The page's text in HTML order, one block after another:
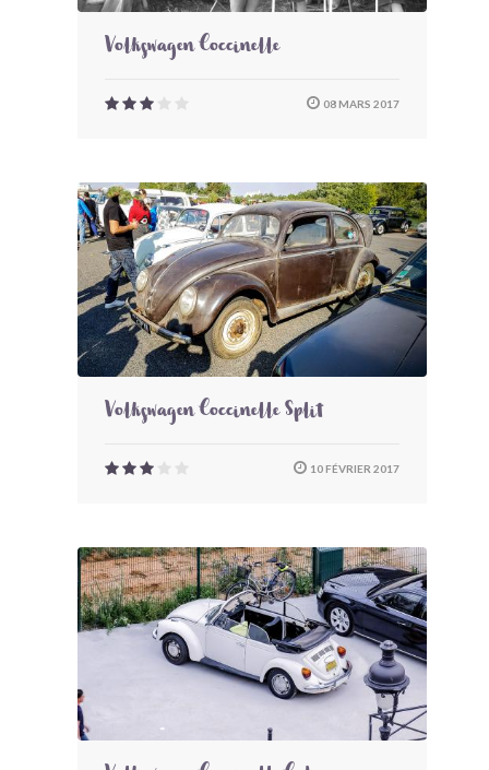
Volkswagen Coccinelle
08 MARS 2017
Volkswagen Coccinelle Split
10 FÉVRIER 2017